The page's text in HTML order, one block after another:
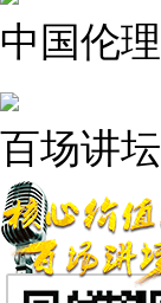
中国伦
百场讲